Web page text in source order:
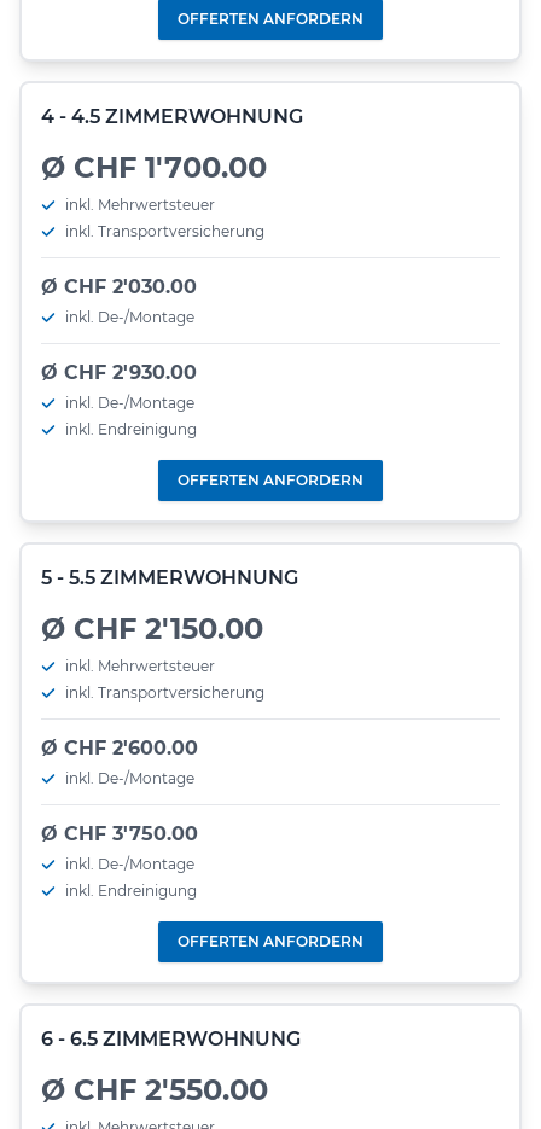
OFFERTEN ANFORDERN
4 - 4.5 ZIMMERWOHNUNG
Ø CHF 1'700.00
inkl. Mehrwertsteuer
inkl. Transportversicherung
Ø CHF 2'030.00
inkl. De-/Montage
Ø CHF 2'930.00
inkl. De-/Montage
inkl. Endreinigung
OFFERTEN ANFORDERN
5 - 5.5 ZIMMERWOHNUNG
Ø CHF 2'150.00
inkl. Mehrwertsteuer
inkl. Transportversicherung
Ø CHF 2'600.00
inkl. De-/Montage
Ø CHF 3'750.00
inkl. De-/Montage
inkl. Endreinigung
OFFERTEN ANFORDERN
6 - 6.5 ZIMMERWOHNUNG
Ø CHF 2'550.00